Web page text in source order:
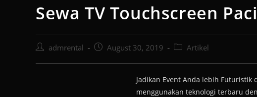
Sewa TV Touchscreen
admrental August 30, 2019 Artikel
Jadikan Event Anda lebih Futuristik
menggunakan teknologi terbaru